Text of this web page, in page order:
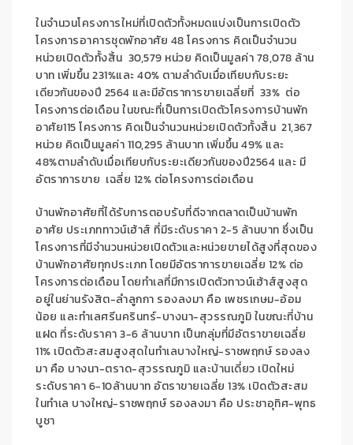
ในจำนวนโครงการใหม่ที่เปิดตัวทั้งหมดแบ่งเป็นการเปิดตัว
โครงการอาคารชุดพักอาศัย 48โครงการ คิดเป็นจำนวน
หน่วยเปิดตัวทั้งสิ้น 30,579 หน่วย คิดเป็นมูลค่า78,078 ล้าน
บาท เพิ่มขึ้น231%และ40% ตามลำดับเมื่อเทียบกับระยะ
เดียวกันของปี 2564 และมีอัตราการขายเฉลี่ยที่ 33% ต่อ
โครงการต่อเดือน ในขณะที่เป็นการเปิดตัวโครงการบ้านพัก
อาศัย115โครงการ คิดเป็นจำนวนหน่วยเปิดตัวทั้งสิ้น 21,367
หน่วย คิดเป็นมูลค่า110,295 ล้านบาท เพิ่มขึ้น49% และ
48%ตามลำดับเมื่อเทียบกับระยะเดียวกันของปี2564 และ มี
อัตราการขาย เฉลี่ย 12% ต่อโครงการต่อเดือน
บ้านพักอาศัยที่ได้รับการตอบรับที่ดีจากตลาดเป็นบ้านพัก
อาศัย ประเภททาวน์เฮ้าส์ ที่มีระดับราคา2-5 ล้านบาท ซึ่งเป็น
โครงการที่มีจำนวนหน่วยเปิดตัวและหน่วยขายได้สูงที่สุดของ
บ้านพักอาศัยทุกประเภท โดยมีอัตราการขายเฉลี่ย 12% ต่อ
โครงการต่อเดือน โดยทำเลที่มีการเปิดตัวทาวน์เฮ้าส์สูงสุด
อยู่ในย่านรังสิต-ลำลูกกา รองลงมา คือ เพชรเกษม-อ้อม
น้อย และทำเลศรีนครินทร์-บางนา-สุวรรณภูมิ ในขณะที่บ้าน
แฝด ที่ระดับราคา3-6 ล้านบาท เป็นกลุ่มที่มีอัตราขายเฉลี่ย
11% เปิดตัวสะสมสูงสุดในทำเลบางใหญ่-ราชพฤกษ์ รองลง
มา คือ บางนา-ตราด-สุวรรณภูมิ และบ้านเดี่ยว เปิดใหม่
ระดับราคา6-10ล้านบาท อัตราขายเฉลี่ย 13% เปิดตัวสะสม
ในทำเล บางใหญ่-ราชพฤกษ์ รองลงมา คือ ประชาอุทิศ-พุทธ
บูชา